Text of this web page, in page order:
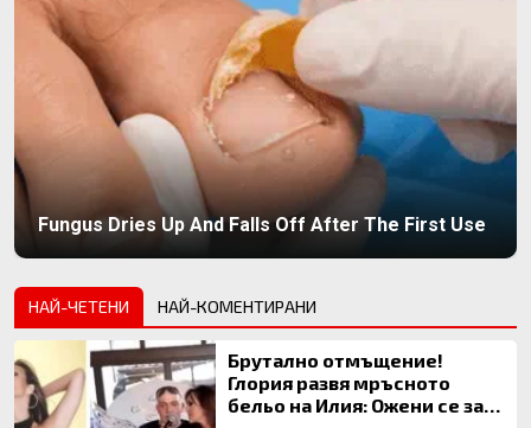
Fungus Dries Up And Falls Off After The First Use
НАЙ-ЧЕТЕНИ НАЙ-КОМЕНТИРАНИ
Брутално отмъщение!
Глория развя мръсното
бельо на Илия: Ожени се за